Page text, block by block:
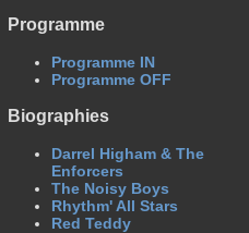
Programme
Programme IN
Programme OFF
Biographies
Darrel Higham & The
Enforcers
The Noisy Boys
Rhythm' All Stars
Red Teddy